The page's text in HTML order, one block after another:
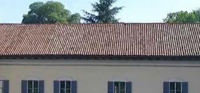
nella proprietà subentreranno i cinque
giuridicamente in possesso dei beni di
e vantaggiosamente: nel gennaio 1820 la
Giovanni Battista Dell’Acqua, per